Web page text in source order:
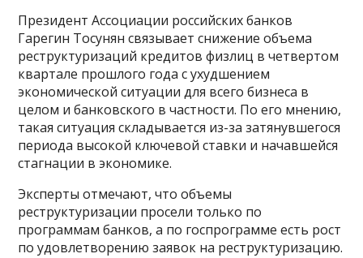
Президент Ассоциации российских банков
Гарегин Тосунян связывает снижение объема
реструктуризаций кредитов физлиц в четвертом
квартале прошлого года с ухудшением
экономической ситуации для всего бизнеса в
целом и банковского в частности. По его мнению,
такая ситуация складывается из-за затянувшегося
периода высокой ключевой ставки и начавшейся
стагнации в экономике.
Эксперты отмечают, что объемы
реструктуризации просели только по
программам банков, а по госпрограмме есть рост
по удовлетворению заявок на реструктуризацию.